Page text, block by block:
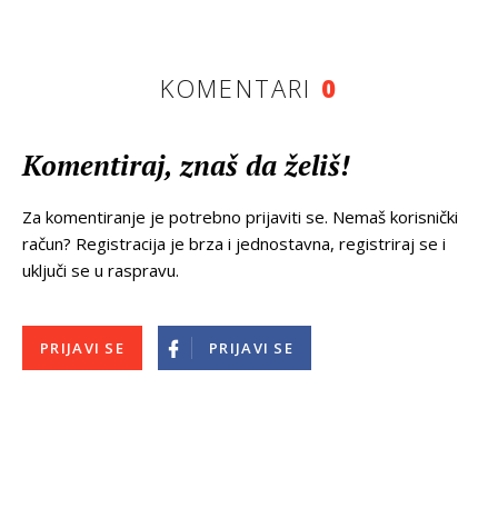
KOMENTARI 0
Komentiraj, znaš da želiš!
Za komentiranje je potrebno prijaviti se. Nemaš korisnički
račun? Registracija je brza i jednostavna, registriraj se i
uključi se u raspravu.
PRIJAVI SE PRIJAVI SE